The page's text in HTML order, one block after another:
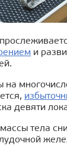
и
девяти
тела